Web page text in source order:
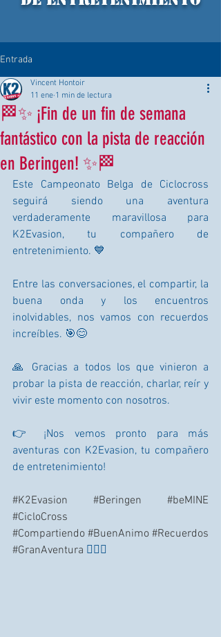
Entrada
🏁✨ ¡Fin de un fin de semana
fantástico con la pista de reacción
en Beringen! ✨🏁
Vincent Hontoir
11 ene 1 min de lectura
Este Campeonato Belga de Ciclocross
seguirá siendo una aventura
verdaderamente maravillosa para
K2Evasion, tu compañero de
entretenimiento. 💙
Entre las conversaciones, el compartir, la
buena onda y los encuentros
inolvidables, nos vamos con recuerdos
increíbles. 🎯😊
🙏 Gracias a todos los que vinieron a
probar la pista de reacción, charlar, reír y
vivir este momento con nosotros.
👉 ¡Nos vemos pronto para más
aventuras con K2Evasion, tu compañero
de entretenimiento!
#K2Evasion #Beringen
#beMINE
#CicloCross
#Compartiendo #BuenAnimo #Recuerdos
#GranAventura 🚴‍♂️✨